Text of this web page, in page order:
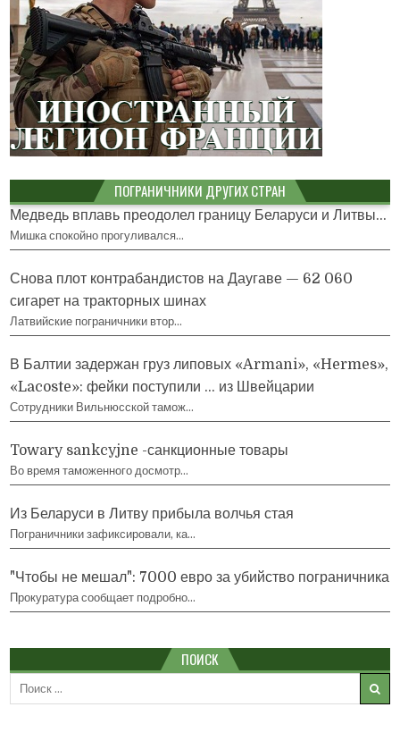
ПОГРАНИЧНИКИ ДРУГИХ СТРАН
Медведь вплавь преодолел границу Беларуси и Литвы...
Мишка спокойно прогуливался…
Снова плот контрабандистов на Даугаве — 62 060
сигарет на тракторных шинах
Латвийские пограничники втор…
В Балтии задержан груз липовых «Armani», «Hermes»,
«Lacoste»: фейки поступили … из Швейцарии
Сотрудники Вильнюсской тамож…
Towary sankcyjne -санкционные товары
Во время таможенного досмотр…
Из Беларуси в Литву прибыла волчья стая
Пограничники зафиксировали, ка…
"Чтобы не мешал": 7000 евро за убийство пограничника
Прокуратура сообщает подробно…
ПОИСК